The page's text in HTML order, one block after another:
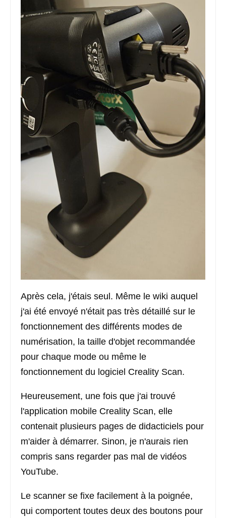
Après cela, j'étais seul. Même le wiki auquel
j'ai été envoyé n'était pas très détaillé sur le
fonctionnement des différents modes de
numérisation, la taille d'objet recommandée
pour chaque mode ou même le
fonctionnement du logiciel Creality Scan.
Heureusement, une fois que j'ai trouvé
l'application mobile Creality Scan, elle
contenait plusieurs pages de didacticiels pour
m'aider à démarrer. Sinon, je n'aurais rien
compris sans regarder pas mal de vidéos
YouTube.
Le scanner se fixe facilement à la poignée,
qui comportent toutes deux des boutons pour